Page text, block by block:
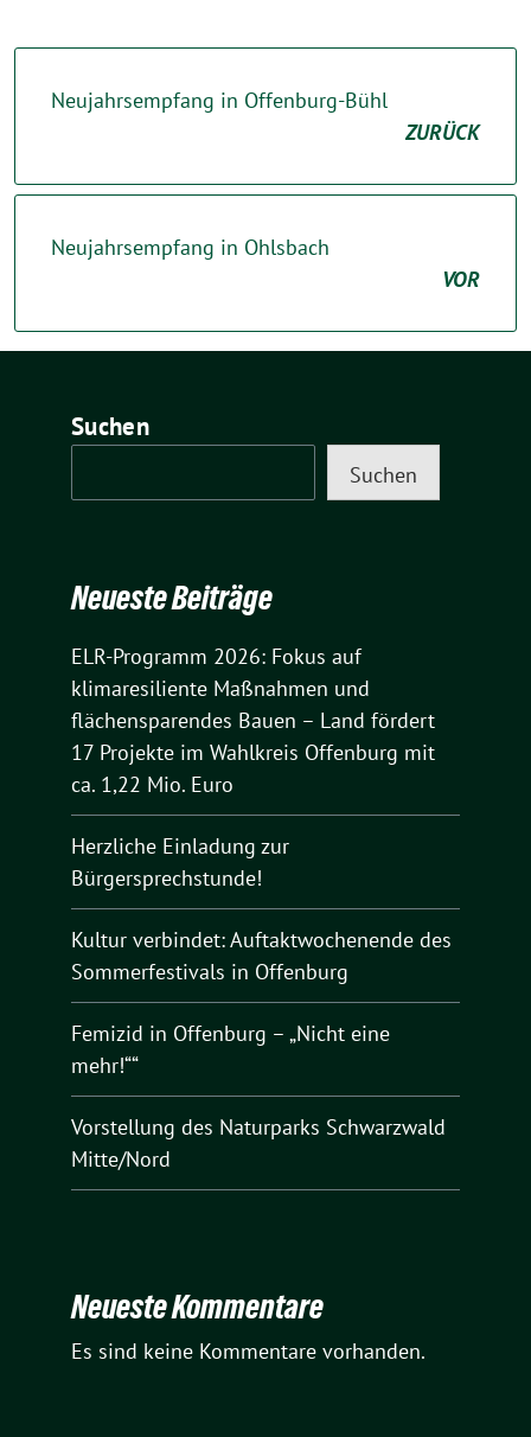
Neujahrsempfang in Offenburg-Bühl
ZURÜCK
Neujahrsempfang in Ohlsbach
VOR
Suchen
Suchen
Neueste Beiträge
ELR-Programm 2026: Fokus auf
klimaresiliente Maßnahmen und
flächensparendes Bauen – Land fördert
17 Projekte im Wahlkreis Offenburg mit
ca. 1,22 Mio. Euro
Herzliche Einladung zur
Bürgersprechstunde!
Kultur verbindet: Auftaktwochenende des
Sommerfestivals in Offenburg
Femizid in Offenburg – „Nicht eine
mehr!““
Vorstellung des Naturparks Schwarzwald
Mitte/Nord
Neueste Kommentare
Es sind keine Kommentare vorhanden.